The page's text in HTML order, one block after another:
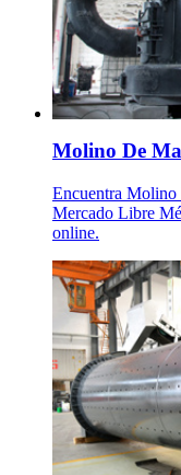
Molino De
Encuentra
Mercado Libre
online.